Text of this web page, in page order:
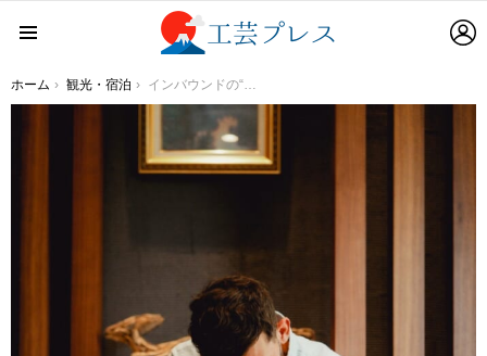
You are here:
ホーム 観光・宿泊 インバウンドの“日本に来たらやりたいこと”がホテルで叶う！熊野筆と大竹産和紙を使って自分の名前を漢字で書く【書道体験サービス】2月1日より開始